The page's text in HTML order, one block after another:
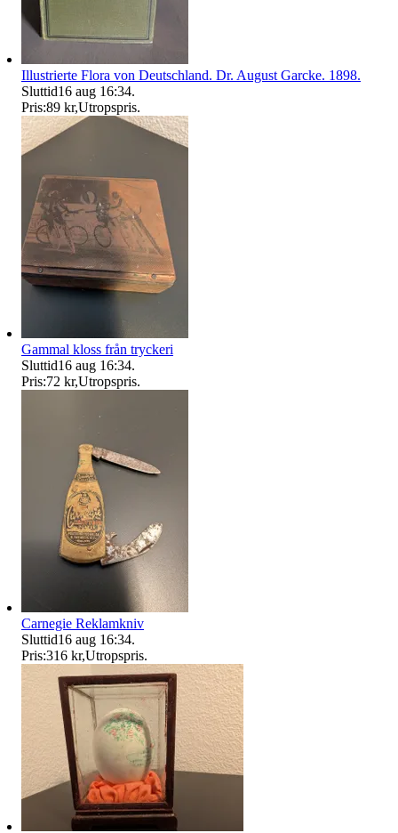
Illustrierte Flora von Deutschland. Dr. August Garcke. 1898.
Sluttid16 aug 16:34.
Pris:89 kr,Utropspris.
Gammal kloss från tryckeri
Sluttid16 aug 16:34.
Pris:72 kr,Utropspris.
Carnegie Reklamkniv
Sluttid16 aug 16:34.
Pris:316 kr,Utropspris.